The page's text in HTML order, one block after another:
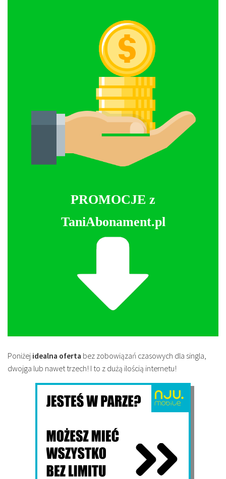
PROMOCJE z
TaniAbonament.pl
Poniżej idealna oferta bez zobowiązań czasowych dla singla,
dwojga lub nawet trzech! I to z dużą ilością internetu!